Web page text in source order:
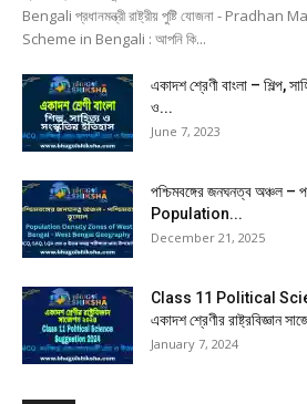
Bengali প্রধানমন্ত্রী রাষ্ট্রীয় পুষ্টি যোজনা -
Scheme in Bengali : আপনি কি...
একাদশ শ্রেণী বাংলা – শিল্প,
ও...
June 7, 2023
পশ্চিমবঙ্গের জনঘনত্ব অঞ্চল –
Population...
December 21, 2025
Class 11 Political
একাদশ শ্রেণীর রাষ্ট্রবিজ্ঞান
January 7, 2024